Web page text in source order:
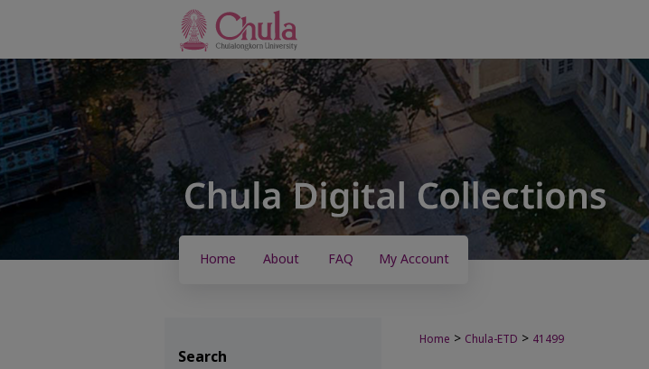
Home About FAQ My Account
Home > Chula-ETD > 41499
Search